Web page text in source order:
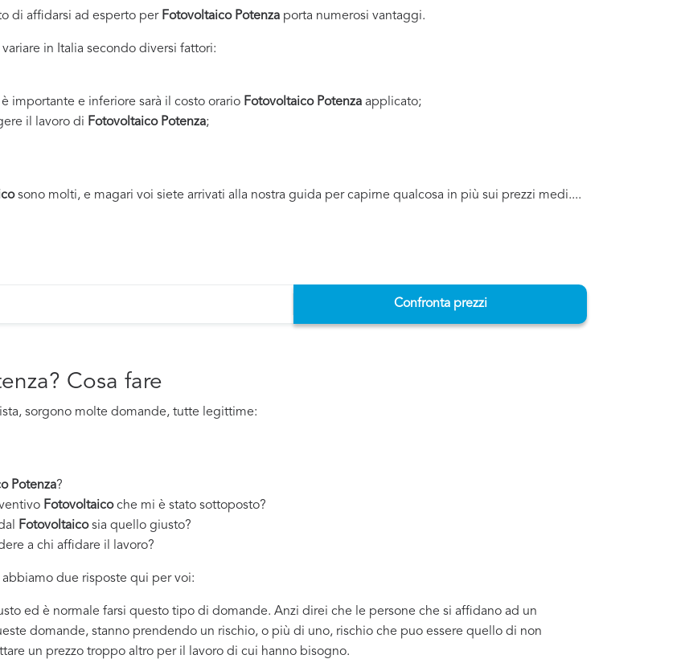
di affidarsi ad esperto per Fotovoltaico Potenza porta numerosi vantaggi.
in Italia secondo diversi fattori:
importante e inferiore sarà il costo orario Fotovoltaico Potenza applicato;
il lavoro di Fotovoltaico Potenza;
sono molti, e magari voi siete arrivati alla nostra guida per capirne qualcosa in più sui prezzi medi....
Confronta prezzi
Cosa fare
sorgono molte domande, tutte legittime:
Potenza?
Fotovoltaicoche mi è stato sottoposto?
Fotovoltaicosia quello giusto?
a chi affidare il lavoro?
due risposte qui per voi:
ed è normale farsi questo tipo di domande. Anzi direi che le persone che si affidano ad un
domande, stanno prendendo un rischio, o più di uno, rischio che puo essere quello di non
un prezzo troppo altro per il lavoro di cui hanno bisogno.